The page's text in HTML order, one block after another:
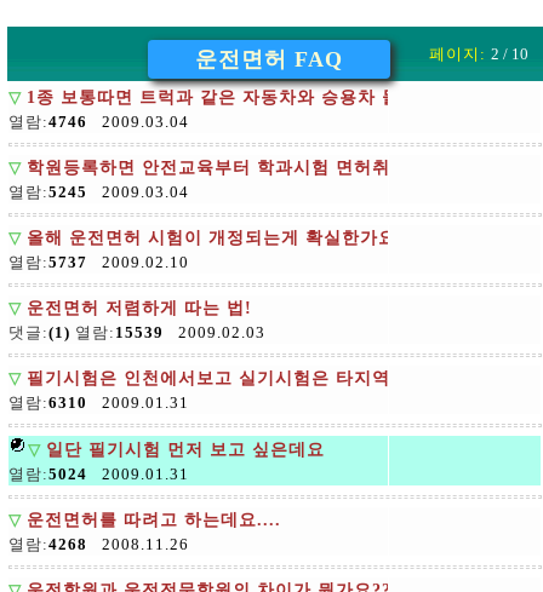
운전면허 FAQ 페이지: 2 / 10
▽ 1종 보통따면 트럭과 같은 자동차와 승용차 둘다 운전할수있는
열람:4746 2009.03.04
▽ 학원등록하면 안전교육부터 학과시험 면허취득까지 다 알아서
열람:5245 2009.03.04
▽ 올해 운전면허 시험이 개정되는게 확실한가요
열람:5737 2009.02.10
▽ 운전면허 저렴하게 따는 법!
댓글:(1) 열람: 15539 2009.02.03
▽ 필기시험은 인천에서보고 실기시험은 타지역에서
열람:6310 2009.01.31
▽ 일단 필기시험 먼저 보고 싶은데요
열람:5024 2009.01.31
▽ 운전면허를 따려고 하는데요....
열람:4268 2008.11.26